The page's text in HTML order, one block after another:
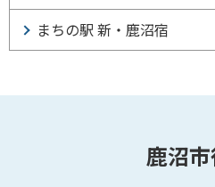
まちの駅 新・鹿沼宿
鹿沼